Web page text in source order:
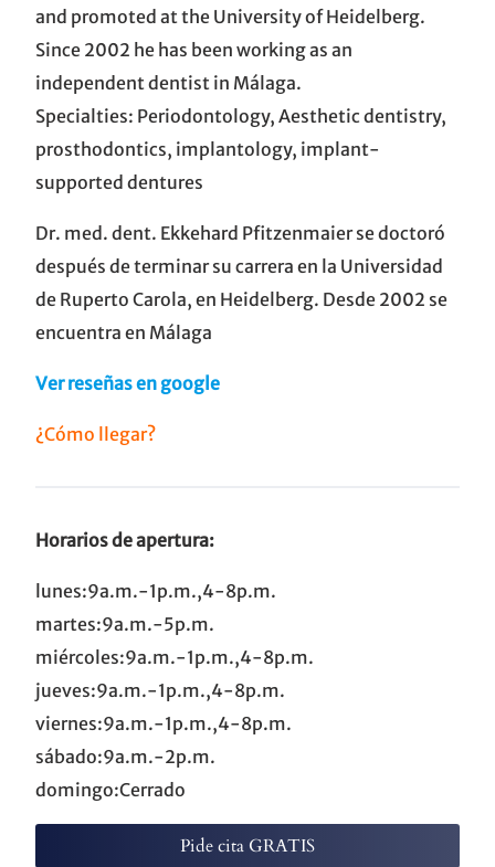
and promoted at the University of Heidelberg.
Since 2002 he has been working as an
independent dentist in Málaga.
Specialties: Periodontology, Aesthetic dentistry,
prosthodontics, implantology, implant-
supported dentures
Dr. med. dent. Ekkehard Pfitzenmaier se doctoró
después de terminar su carrera en la Universidad
de Ruperto Carola, en Heidelberg. Desde 2002 se
encuentra en Málaga
Ver reseñas en google
¿Cómo llegar?
Horarios de apertura:
lunes:9a.m.-1p.m.,4-8p.m.
martes:9a.m.-5p.m.
miércoles:9a.m.-1p.m.,4-8p.m.
jueves:9a.m.-1p.m.,4-8p.m.
viernes:9a.m.-1p.m.,4-8p.m.
sábado:9a.m.-2p.m.
domingo:Cerrado
Pide cita GRATIS